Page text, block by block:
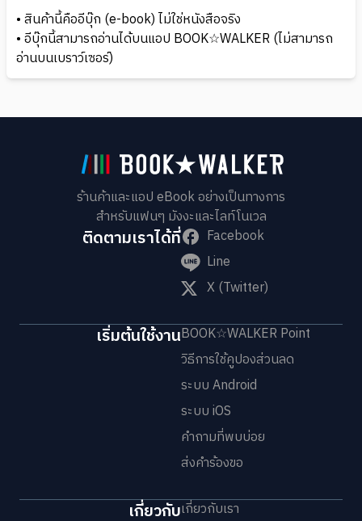
• สินค้านี้คืออีบุ๊ก (e-book) ไม่ใช่หนังสือจริง
• อีบุ๊กนี้สามารถอ่านได้บนแอป BOOK☆WALKER (ไม่สามารถ
อ่านบนเบราว์เซอร์)
ร้านค้าและแอป eBook อย่างเป็นทางการ
สำหรับแฟนๆ มังงะและไลท์โนเวล
ติดตามเราได้ที่
Facebook
Line
X (Twitter)
เริ่มต้นใช้งานBOOK☆WALKER Point
วิธีการใช้คูปองส่วนลด
ระบบ Android
ระบบ iOS
คำถามที่พบบ่อย
ส่งคำร้องขอ
เกี่ยวกับเกี่ยวกับเรา